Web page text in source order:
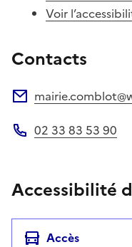
Voir
Contacts
02 33 83 53 90
Accessibilité
Accès